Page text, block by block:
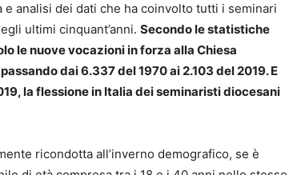
analisi dei dati che ha coinvolto tutti i seminari
ultimi cinquant’anni. Secondo le statistiche
le nuove vocazioni in forza alla Chiesa
dai 6.337 del 1970 ai 2.103 del 2019. E
la flessione in Italia dei seminaristi diocesani
ricondotta all’inverno demografico, se è